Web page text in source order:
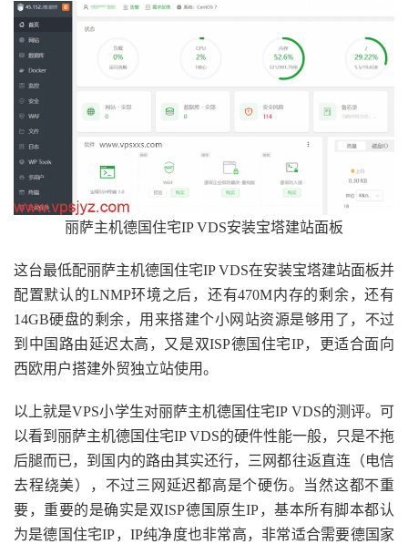
丽萨主机德国住宅IP VDS安装宝塔建站面板
这台最低配丽萨主机德国住宅IP VDS在安装宝塔建站面板并
配置默认的LNMP环境之后，还有470M内存的剩余，还有
14GB硬盘的剩余，用来搭建个小网站资源是够用了，不过
到中国路由延迟太高，又是双ISP德国住宅IP，更适合面向
西欧用户搭建外贸独立站使用。
以上就是VPS小学生对丽萨主机德国住宅IP VDS的测评。可
以看到丽萨主机德国住宅IP VDS的硬件性能一般，只是不拖
后腿而已，到国内的路由其实还行，三网都往返直连（电信
去程绕美），不过三网延迟都高是个硬伤。当然这都不重
要，重要的是确实是双ISP德国原生IP，基本所有脚本都认
为是德国住宅IP，IP纯净度也非常高，非常适合需要德国家